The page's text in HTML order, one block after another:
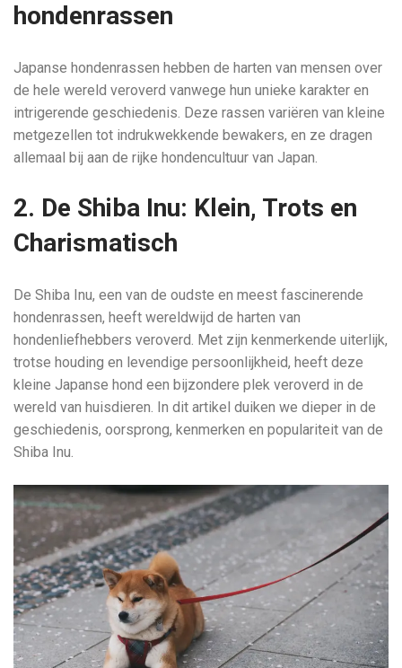
hondenrassen
Japanse hondenrassen hebben de harten van mensen over
de hele wereld veroverd vanwege hun unieke karakter en
intrigerende geschiedenis. Deze rassen variëren van kleine
metgezellen tot indrukwekkende bewakers, en ze dragen
allemaal bij aan de rijke hondencultuur van Japan.
2. De Shiba Inu: Klein, Trots en
Charismatisch
De Shiba Inu, een van de oudste en meest fascinerende
hondenrassen, heeft wereldwijd de harten van
hondenliefhebbers veroverd. Met zijn kenmerkende uiterlijk,
trotse houding en levendige persoonlijkheid, heeft deze
kleine Japanse hond een bijzondere plek veroverd in de
wereld van huisdieren. In dit artikel duiken we dieper in de
geschiedenis, oorsprong, kenmerken en populariteit van de
Shiba Inu.